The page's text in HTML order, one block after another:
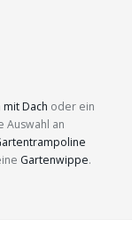
mit Dach oder ein
Auswahl an
Gartenwippe.